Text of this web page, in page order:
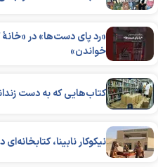
«رد پای دست‌ها» در «خانهٔ
خواندن»
کتاب‌هایی که به دست
نیکوکار نابینا،